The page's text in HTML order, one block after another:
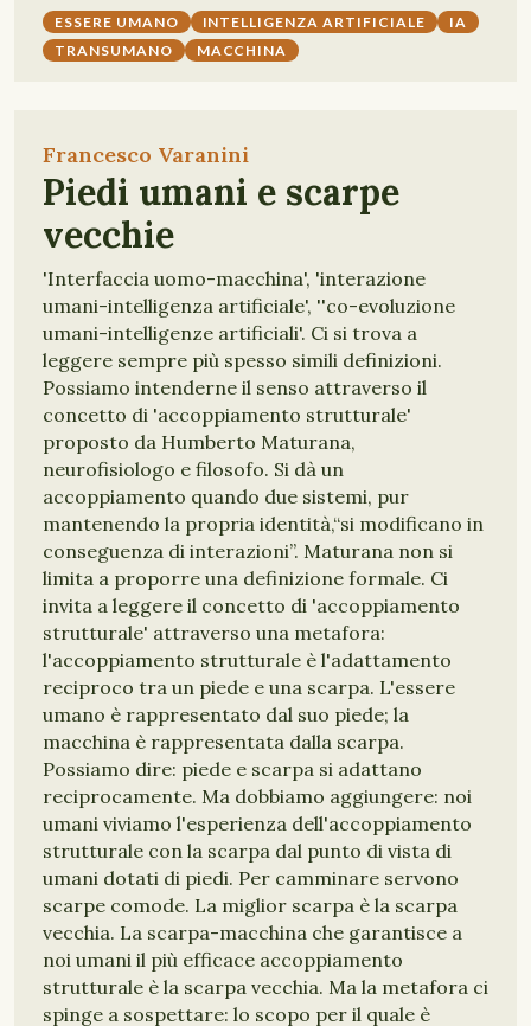
ESSERE UMANO INTELLIGENZA ARTIFICIALE
IA
TRANSUMANO
MACCHINA
Francesco Varanini
Piedi umani e scarpe
vecchie
'Interfaccia uomo-macchina', 'interazione
umani-intelligenza artificiale', ''co-evoluzione
umani-intelligenze artificiali'. Ci si trova a
leggere sempre più spesso simili definizioni.
Possiamo intenderne il senso attraverso il
concetto di 'accoppiamento strutturale'
proposto da Humberto Maturana,
neurofisiologo e filosofo. Si dà un
accoppiamento quando due sistemi, pur
mantenendo la propria identità,“si modificano in
conseguenza di interazioni”. Maturana non si
limita a proporre una definizione formale. Ci
invita a leggere il concetto di 'accoppiamento
strutturale' attraverso una metafora:
l'accoppiamento strutturale è l'adattamento
reciproco tra un piede e una scarpa. L'essere
umano è rappresentato dal suo piede; la
macchina è rappresentata dalla scarpa.
Possiamo dire: piede e scarpa si adattano
reciprocamente. Ma dobbiamo aggiungere: noi
umani viviamo l'esperienza dell'accoppiamento
strutturale con la scarpa dal punto di vista di
umani dotati di piedi. Per camminare servono
scarpe comode. La miglior scarpa è la scarpa
vecchia. La scarpa-macchina che garantisce a
noi umani il più efficace accoppiamento
strutturale è la scarpa vecchia. Ma la metafora ci
spinge a sospettare: lo scopo per il quale è